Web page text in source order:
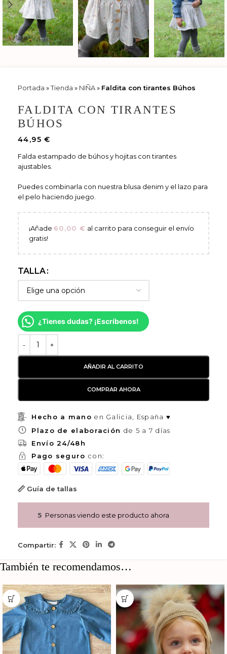
Portada »Tienda » NIÑA» Faldita con tirantes Búhos
FALDITA CON TIRANTES
BÚHOS
44,95€
Falda estampado de búhos y hojitas con tirantes
ajustables.
Puedes combinarla con nuestra blusa denim y el lazo para
el pelo haciendo juego.
¡Añade 60,00 € al carrito para conseguir el envío
gratis!
TALLA
¿Tienes dudas? ¡Escríbenos!
AÑADIR AL CARRITO
COMPRAR AHORA
Hecho a mano en Galicia, España ♥
Plazo de elaboración de 5 a 7 días
Envío 24/48h
Pago seguro con:
Guía de tallas
5 Personas viendo este producto ahora
Compartir:
También te recomendamos…